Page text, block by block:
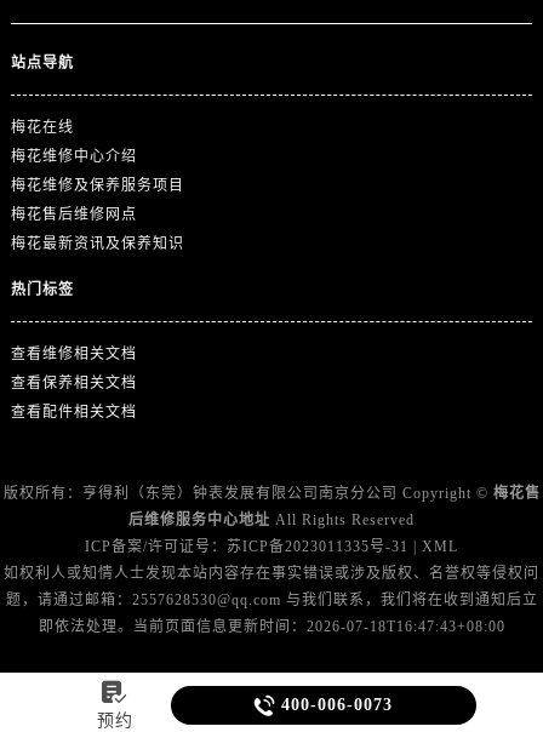
站点导航
梅花在线
梅花维修中心介绍
梅花维修及保养服务项目
梅花售后维修网点
梅花最新资讯及保养知识
热门标签
查看维修相关文档
查看保养相关文档
查看配件相关文档
版权所有：亨得利（东莞）钟表发展有限公司南京分公司 Copyright © 梅花售
后维修服务中心地址 All Rights Reserved
ICP备案/许可证号： 苏ICP备2023011335号-31
XML
如权利人或知情人士发现本站内容存在事实错误或涉及版权、名誉权等侵权问
题，请通过邮箱：2557628530@qq.com 与我们联系，我们将在收到通知后立
即依法处理。当前页面信息更新时间：2026-07-18T16:47:43+08:00

预约
 400-006-0073